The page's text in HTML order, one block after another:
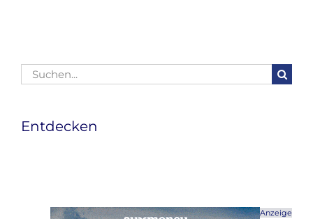
Suche
nach:
Entdecken
Anzeige